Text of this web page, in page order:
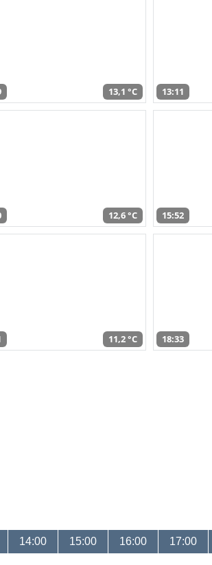
13,1 °C 13:11
12,6 °C 15:52
11,2 °C 18:33
14:00 15:00 16:00 17:00